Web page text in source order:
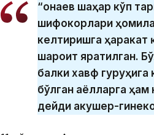
“Қонаев шаҳар кўп
шифокорлари
келтиришга ҳаракат
шароит яратилган.
балки хавф
бўлган аёлларга
дейди акушер-